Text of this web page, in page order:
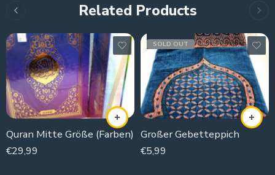
Related Products
Quran Mitte Größe (Farben)
€29,99
SOLD OUT
Großer Gebetteppich
€5,99